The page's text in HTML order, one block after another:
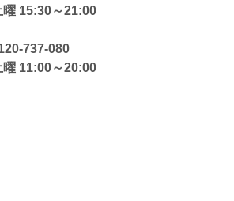
15:30～21:00
737-080
11:00～20:00